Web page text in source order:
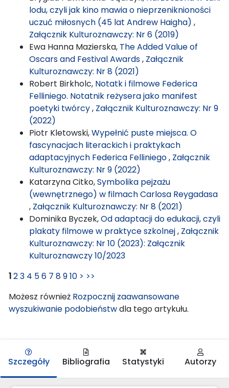
lodu, czyli jak kino mawia o nieprzeniknioności
uczuć miłosnych (45 lat Andrew Haigha) ,
Załącznik Kulturoznawczy: Nr 6 (2019)
Ewa Hanna Mazierska, The Added Value of
Oscars and Festival Awards, Załącznik
Kulturoznawczy: Nr 8 (2021)
Robert Birkholc, Notatk i filmowe Federica
Felliniego. Notatnik reżysera jako manifest
poetyki twórcy, Załącznik Kulturoznawczy: Nr 9
(2022)
Piotr Kletowski,Wypełnić puste miejsca. O
fascynacjach literackich i praktykach
adaptacyjnych Federica Felliniego, Załącznik
Kulturoznawczy: Nr 9 (2022)
Katarzyna Citko,Symbolika pejzażu
(wewnętrznego) w filmach Carlosa Reygadasa
, Załącznik Kulturoznawczy: Nr 8 (2021)
Dominika Byczek,Od adaptacji do edukacji, czyli
plakaty filmowe w praktyce szkolnej, Załącznik
Kulturoznawczy: Nr 10 (2023): Załącznik
Kulturoznawczy 10/2023
123 4 56 7 8910 > >>
Możesz również Rozpocznij zaawansowane
wyszukiwanie podobieństwdla tego artykułu.
Szczegóły Bibliografia Statystyki Autorzy